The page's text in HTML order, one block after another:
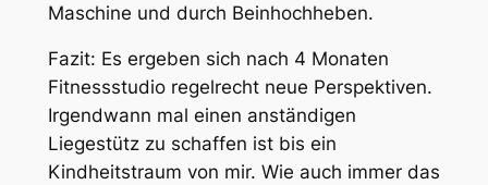
Maschine und durch Beinhochheben.
Fazit: Es ergeben sich nach 4 Monaten
Fitnessstudio regelrecht neue Perspektiven.
Irgendwann mal einen anständigen
Liegestütz zu schaffen ist bis ein
Kindheitstraum von mir. Wie auch immer das